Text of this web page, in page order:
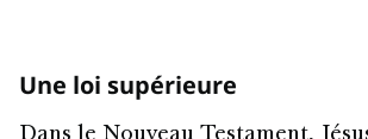
Une loi supérieure